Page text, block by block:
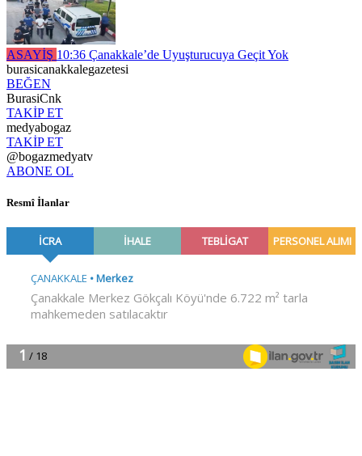
ASAYİŞ 10:36 Çanakkale’de Uyuşturucuya Geçit Yok
burasicanakkalegazetesi
BEĞEN
BurasiCnk
TAKİP ET
medyabogaz
TAKİP ET
@bogazmedyatv
ABONE OL
Resmî İlanlar